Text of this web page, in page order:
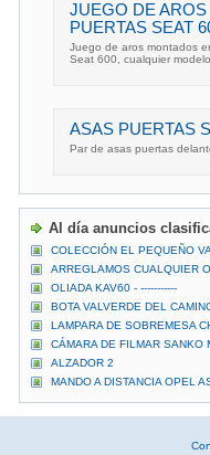
JUEGO DE
PUERTAS SEAT
Juego de aros montados
Seat 600, cualquier
ASAS PUERTAS
Par de asas puertas
Al día anuncios
COLECCIÓN EL PEQUEÑO
ARREGLAMOS CUALQUIER
OLIADA KAV60 - -----------
BOTA VALVERDE DEL
LAMPARA DE SOBREMESA
CÁMARA DE FILMAR SANKO
ALZADOR 2
MANDO A DISTANCIA OPEL